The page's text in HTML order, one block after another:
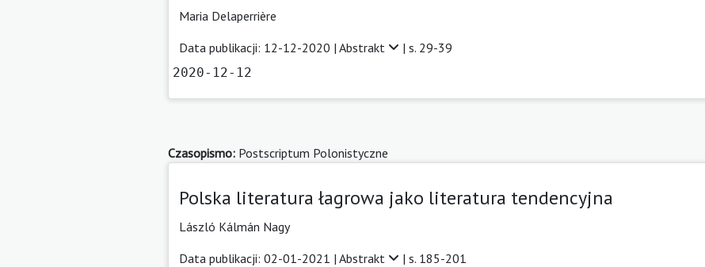
Maria Delaperrière
Data publikacji: 12-12-2020 | Abstrakt | s. 29-39
2020-12-12
Czasopismo: Postscriptum Polonistyczne
Polska literatura łagrowa jako literatura tendencyjna
László Kálmán Nagy
Data publikacji: 02-01-2021 | Abstrakt | s. 185-201